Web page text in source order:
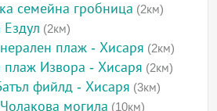
семейна гробница (2км)
Ездул (2км)
плаж - Хисаря (2км)
Извора - Хисаря (2км)
фийлд - Хисаря (3км)
могила (10км)